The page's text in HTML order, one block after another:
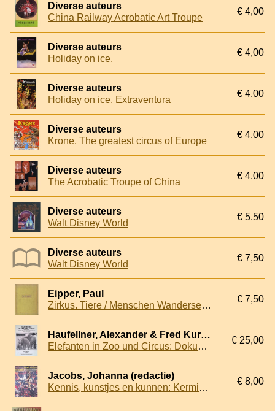
Diverse auteurs
China Railway Acrobatic Art Troupe
€ 4,00
Diverse auteurs
Holiday on ice.
€ 4,00
Diverse auteurs
Holiday on ice. Extraventura
€ 4,00
Diverse auteurs
Krone. The greatest circus of Europe
€ 4,00
Diverse auteurs
The Acrobatic Troupe of China
€ 4,00
Diverse auteurs
Walt Disney World
€ 5,50
Diverse auteurs
Walt Disney World
€ 7,50
Eipper, Paul
Zirkus. Tiere / Menschen Wanderseligkeit. Mit siebenundvierzig Aufnahmen von Hedda Walther und zwei technischen Photographien
€ 7,50
Haufellner, Alexander & Fred Kurt & Jürgen Schilfarth & George Schweiger - and others
Elefanten in Zoo und Circus: Dokumentation Teil 1: Europa
€ 25,00
Jacobs, Johanna (redactie)
Kennis, kunstjes en kunnen: Kermis: de wondere wereld van glans en glitter
€ 8,00